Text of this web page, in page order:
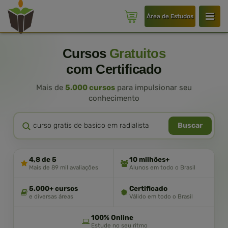
Área de Estudos
Cursos Gratuitos
com Certificado
Mais de 5.000 cursos para impulsionar seu
conhecimento
Buscar
4,8 de 5
Mais de 89 mil avaliações
10 milhões+
Alunos em todo o Brasil
5.000+ cursos
e diversas áreas
Certificado
Válido em todo o Brasil
100% Online
Estude no seu ritmo